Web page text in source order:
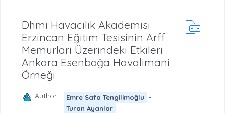
Dhmi Havacilik Akademisi
Erzincan Eğitim Tesisinin Arff
Memurlari Üzerindeki Etkileri
Ankara Esenboğa Havalimani
Örneği
Author : Emre Safa Tengilimoğlu -
Turan Ayanlar